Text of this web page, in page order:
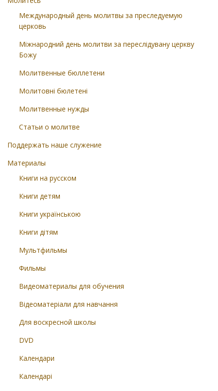
Международный день молитвы за преследуемую
церковь
Міжнародний день молитви за переслідувану церкву
Божу
Молитвенные бюллетени
Молитовні бюлетені
Молитвенные нужды
Статьи о молитве
Поддержать наше служение
Материалы
Книги на русском
Книги детям
Книги українською
Книги дітям
Мультфильмы
Фильмы
Видеоматериалы для обучения
Відеоматеріали для навчання
Для воскресной школы
DVD
Календари
Календарі